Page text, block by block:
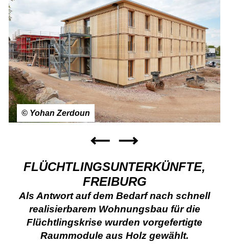
© Yohan Zerdoun
FLÜCHTLINGSUNTERKÜNFTE,
FREIBURG
Als Antwort auf dem Bedarf nach schnell
realisierbarem Wohnungsbau für die
Flüchtlingskrise wurden vorgefertigte
Raummodule aus Holz gewählt.